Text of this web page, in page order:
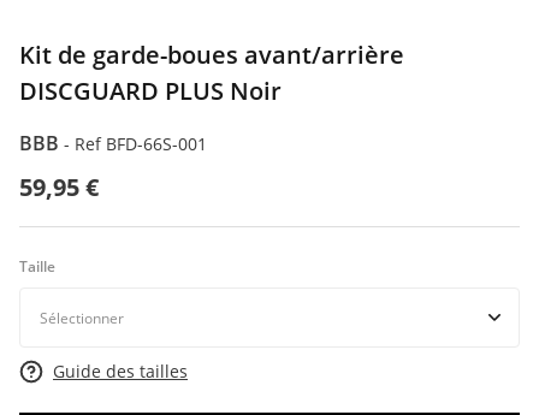
Kit de garde-boues avant/arrière
DISCGUARD PLUS Noir
BBB - Ref BFD-66S-001
59,95 €
Taille
Guide des tailles